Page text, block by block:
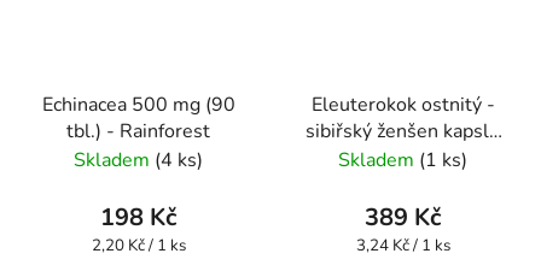
Echinacea 500 mg (90
tbl.) - Rainforest
Skladem (4 ks)
198 Kč
Měrná
2,20 Kč / 1 ks
Eleuterokok ostnitý -
sibiřský ženšen kapsle
120 ks
Skladem (1 ks)
389 Kč
Měrná
3,24 Kč / 1 ks